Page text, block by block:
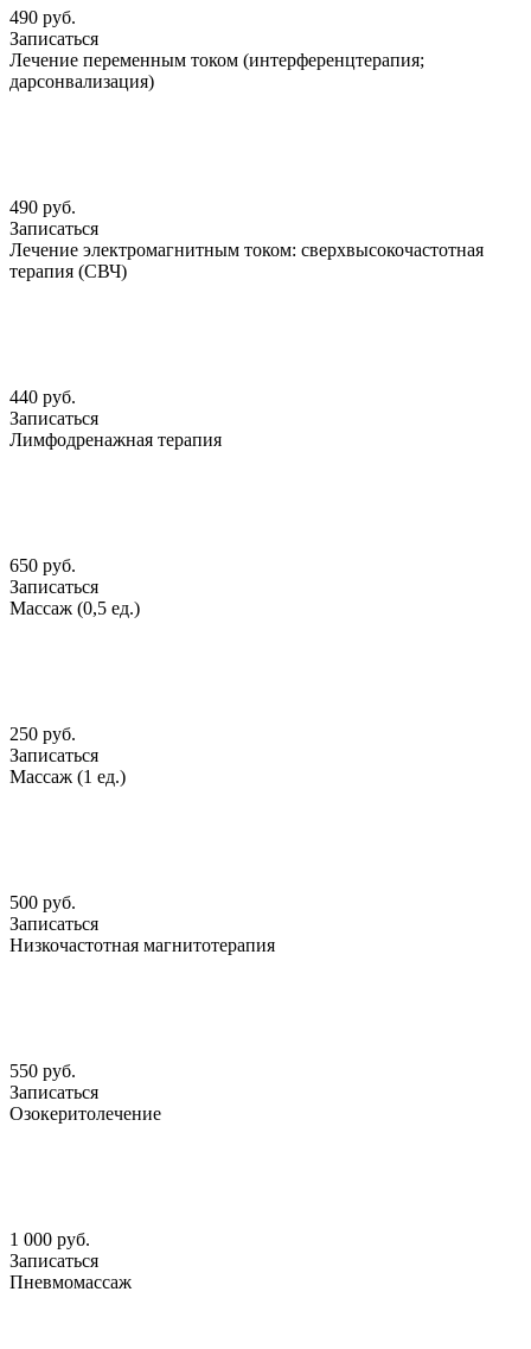
490 руб.
Записаться
Лечение переменным током (интерференцтерапия;
дарсонвализация)
490 руб.
Записаться
Лечение электромагнитным током: сверхвысокочастотная
терапия (СВЧ)
440 руб.
Записаться
Лимфодренажная терапия
650 руб.
Записаться
Массаж (0,5 ед.)
250 руб.
Записаться
Массаж (1 ед.)
500 руб.
Записаться
Низкочастотная магнитотерапия
550 руб.
Записаться
Озокеритолечение
1 000 руб.
Записаться
Пневмомассаж